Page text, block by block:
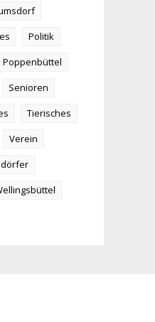
Politik
Poppenbüttel
Senioren
Tierisches
Verein